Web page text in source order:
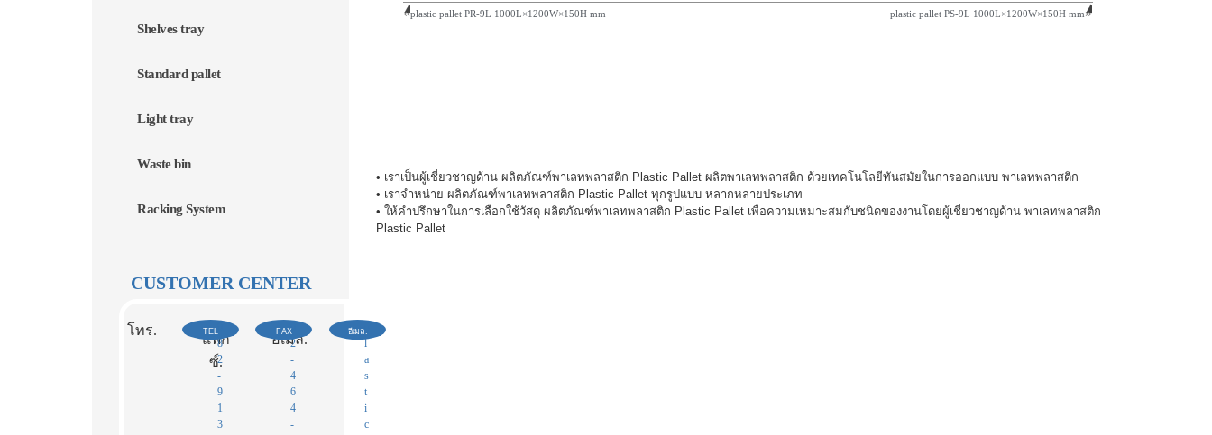
Shelves tray
Standard pallet
Light tray
Waste bin
Racking System
CUSTOMER CENTER
โทร. TEL
8
2
-
9
1
3
แฟก
ซ์.​
FAX0
2
-
4
6
4
-
อีเมล. อีเมล.
l
a
s
t
i
c
plastic pallet PR-9L 1000L×1200W×150H mm plastic pallet PS-9L 1000L×1200W×150H mm
• เราเป็นผู้เชี่ยวชาญด้าน ผลิตภัณฑ์พาเลทพลาสติก Plastic Pallet ผลิตพาเลทพลาสติก ด้วยเทคโนโลยีทันสมัยในการออกแบบ พาเลทพลาสติก
• เราจำหน่าย ผลิตภัณฑ์พาเลทพลาสติก Plastic Pallet ทุกรูปแบบ หลากหลายประเภท
• ให้คำปรึกษาในการเลือกใช้วัสดุ ผลิตภัณฑ์พาเลทพลาสติก Plastic Pallet เพื่อความเหมาะสมกับชนิดของงานโดยผู้เชี่ยวชาญด้าน พาเลทพลาสติก
Plastic Pallet